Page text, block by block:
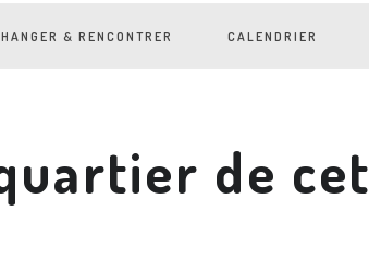
& RENCONTRER CALENDRIER
de cet